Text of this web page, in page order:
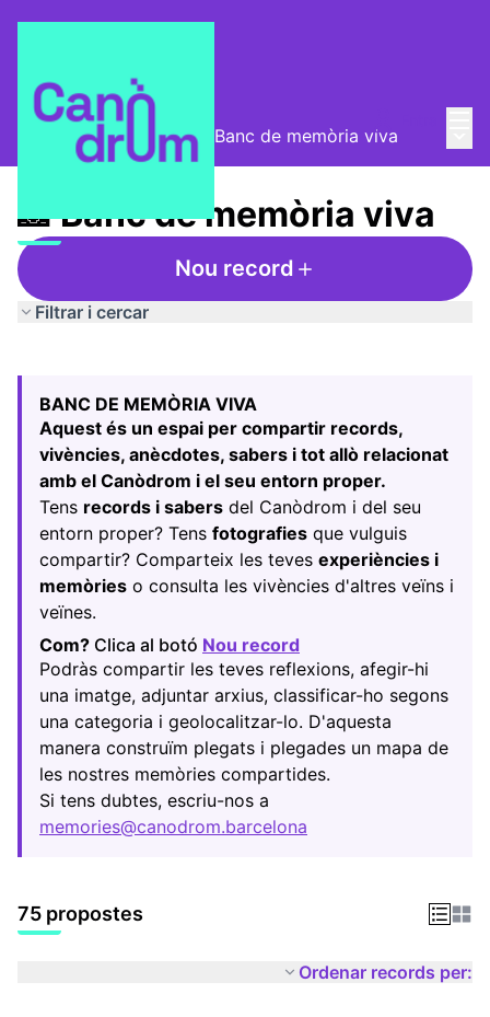
Taula de Memòries / 📸 Banc de memòria viva
📸 Banc de memòria viva
Nou record
Filtrar i cercar
−
BANC DE MEMÒRIA VIVA
Aquest és un espai per compartir records,
vivències, anècdotes, sabers i tot allò relacionat
amb el Canòdrom i el seu entorn proper.
Tens records i sabers del Canòdrom i del seu
entorn proper? Tens fotografies que vulguis
compartir? Comparteix les teves experiències i
memòries o consulta les vivències d'altres veïns i
veïnes.
Com? Clica al botó Nou record
(Obrir en una
Podràs compartir les teves reflexions, afegir-hi
una imatge, adjuntar arxius, classificar-ho segons
una categoria i geolocalitzar-lo. D'aquesta
manera construïm plegats i plegades un mapa de
les nostres memòries compartides.
Si tens dubtes, escriu-nos a
memories@canodrom.barcelona
75 propostes
Ordenar records per: